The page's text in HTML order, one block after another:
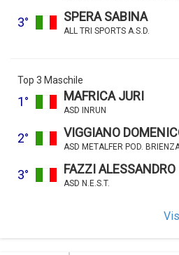
3° SPERA SABINA
ALL TRI SPORTS A.S.D.
Top 3 Maschile
1° MAFRICA JURI
ASD INRUN
2° VIGGIANO
ASD METALFER POD.
3° FAZZI ALESSANDRO
ASD N.E.S.T.